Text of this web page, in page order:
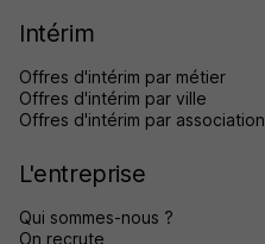
Intérim
Offres d'intérim par métier
Offres d'intérim par ville
Offres d'intérim par association
L'entreprise
Qui sommes-nous ?
On recrute